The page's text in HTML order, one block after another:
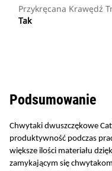
Przykręcana Krawędź
Tak
Podsumowanie
Chwytaki dwuszczękowe
produktywność podczas
większe ilości materiału
zamykającym się